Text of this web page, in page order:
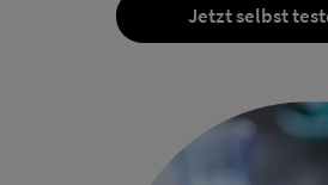
Jetzt selbst